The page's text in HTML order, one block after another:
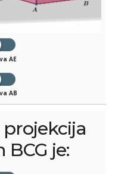
AE
AB
BCG je: